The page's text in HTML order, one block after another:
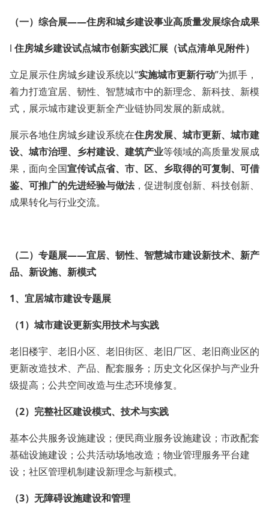
（一）综合展——住房和城乡建设事业高质量发展综合成果
l 住房城乡建设试点城市创新实践汇展（试点清单见附件）
立足展示住房城乡建设系统以“实施城市更新行动”为抓手，
着力打造宜居、韧性、智慧城市中的新理念、新科技、新模
式，展示城市建设更新全产业链协同发展的新成就。
展示各地住房城乡建设系统在住房发展、城市更新、城市建
设、城市治理、乡村建设、建筑产业等领域的高质量发展成
果，面向全国宣传试点省、市、区、乡取得的可复制、可借
鉴、可推广的先进经验与做法，促进制度创新、科技创新、
成果转化与行业交流。
（二） 专题展——宜居、韧性、智慧城市建设新技术、新产
品、新设施、新模式
1、 宜居城市建设专题展
（1） 城市建设更新实用技术与实践
老旧楼宇、老旧小区、老旧街区、老旧厂区、老旧商业区的
更新改造技术、产品、配套服务；历史文化区保护与产业升
级提高；公共空间改造与生态环境修复。
（2）完整社区建设模式、技术与实践
基本公共服务设施建设；便民商业服务设施建设；市政配套
基础设施建设；公共活动场地改造；物业管理服务平台建
设；社区管理机制建设新理念与新模式。
（3） 无障碍设施建设和管理